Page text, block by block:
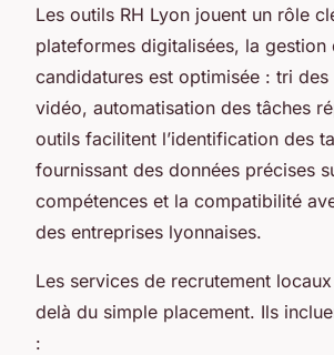
Les outils RH Lyon jouent un rôle
plateformes digitalisées, la gestion
candidatures est optimisée : tri des
vidéo, automatisation des tâches
outils facilitent l’identification des
fournissant des données précises
compétences et la compatibilité
des entreprises lyonnaises.
Les services de recrutement
delà du simple placement. Ils
: